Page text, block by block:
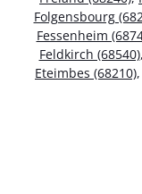
Folgensbourg
Fessenheim
Feldkirch (68540),
Eteimbes (68210),